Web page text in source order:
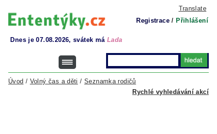
Translate
Registrace / Přihlášení
Dnes je 07.08.2026, svátek má Lada
Rychlé vyhledávání akcí
Úvod / Volný čas a děti /Seznamka rodičů